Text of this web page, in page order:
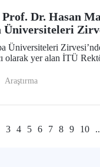
Dr. Hasan
Üniversiteleri
olarak yer alan İTÜ
uluslararası araştırma ve
Araştırma
3 4 5 6 7 8 9 10